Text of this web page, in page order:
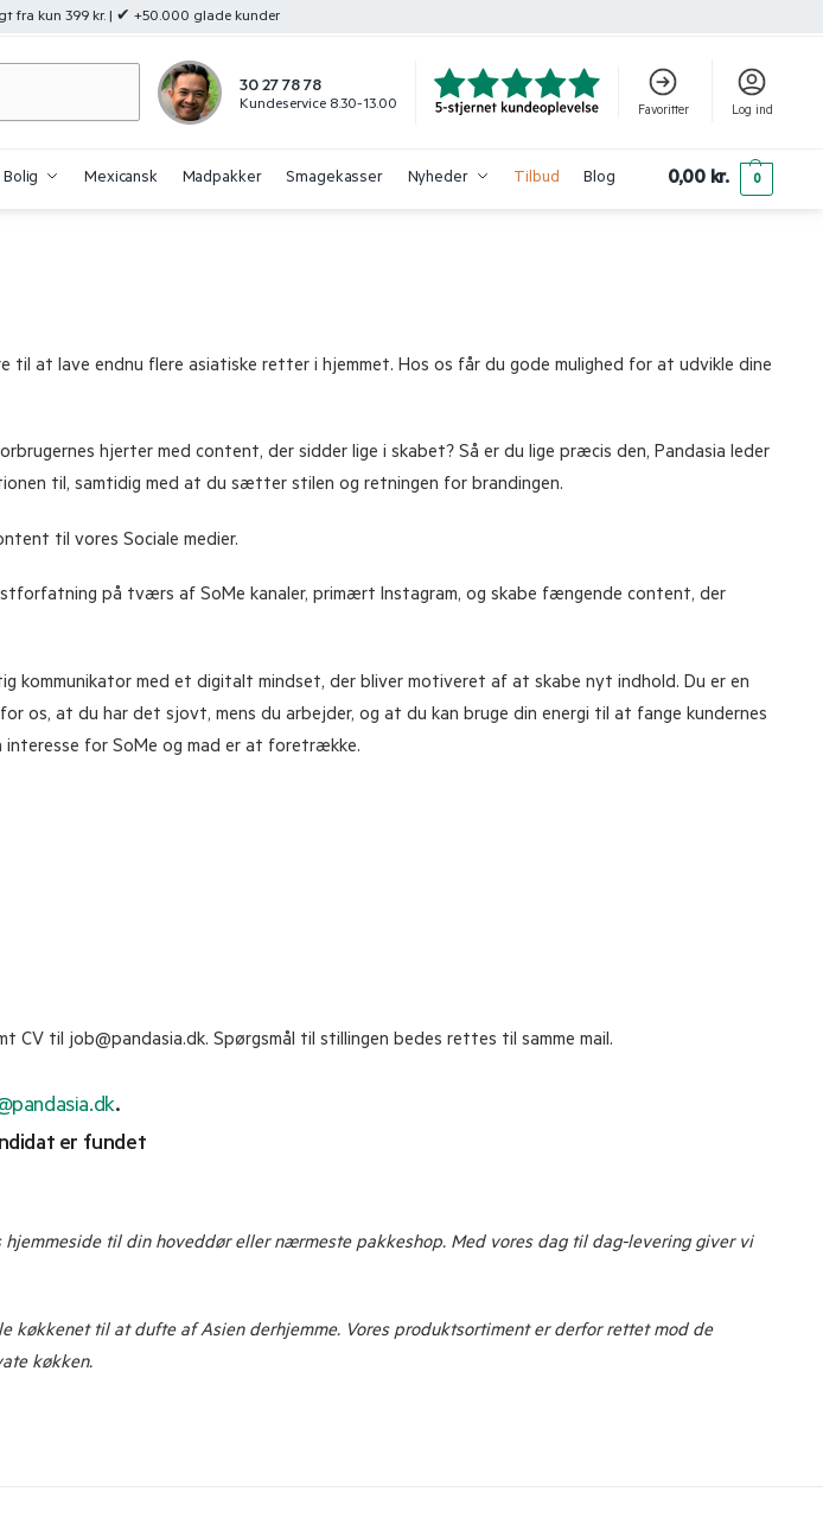
fra kun 399 kr. | ✔ +50.000 glade kunder
30 27 78 78
Kundeservice 8.30-13.00 Favoritter Log ind
Mexicansk Madpakker Smagekasser Nyheder Tilbud Blog 0,00 kr. 0
at lave endnu flere asiatiske retter i hjemmet. Hos os får du gode mulighed for at udvikle dine
hjerter med content, der sidder lige i skabet? Så er du lige præcis den, Pandasia leder
til, samtidig med at du sætter stilen og retningen for brandingen.
til vores Sociale medier.
på tværs af SoMe kanaler, primært Instagram, og skabe fængende content, der
kommunikator med et digitalt mindset, der bliver motiveret af at skabe nyt indhold. Du er en
at du har det sjovt, mens du arbejder, og at du kan bruge din energi til at fange kundernes
interesse for SoMe og mad er at foretrække.
CV til job@pandasia.dk. Spørgsmål til stillingen bedes rettes til samme mail.
.
er fundet
til din hoveddør eller nærmeste pakkeshop. Med vores dag til dag-levering giver vi
til at dufte af Asien derhjemme. Vores produktsortiment er derfor rettet mod de
køkken.